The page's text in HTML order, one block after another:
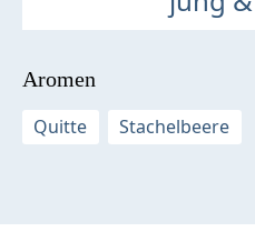
Aromen
Quitte
Stachelbeere